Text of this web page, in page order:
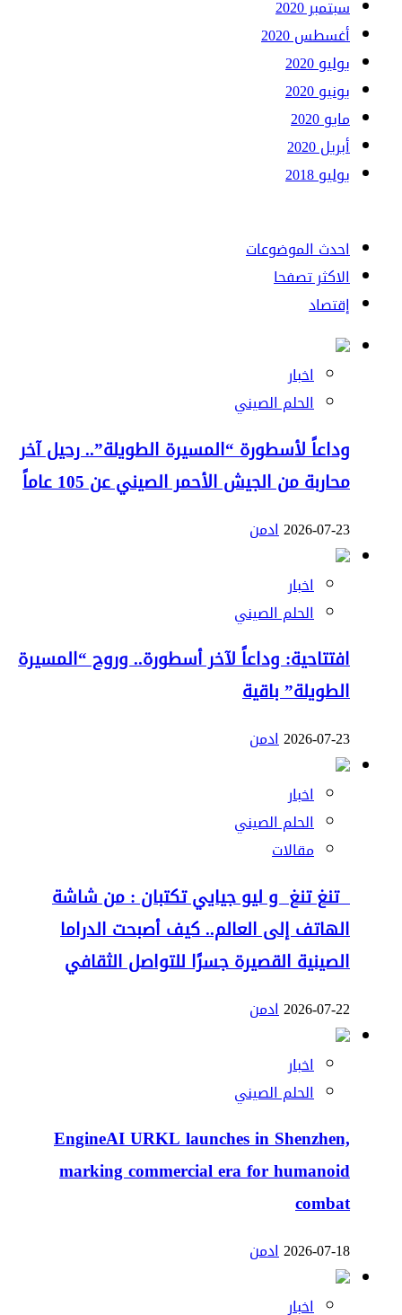
سبتمبر 2020
أغسطس 2020
يوليو 2020
يونيو 2020
مايو 2020
أبريل 2020
يوليو 2018
احدث الموضوعات
الاكثر تصفحا
إقتصاد
اخبار
الحلم الصيني
وداعاً لأسطورة “المسيرة الطويلة”.. رحيل آخر
محاربة من الجيش الأحمر الصيني عن 105 عاماً
2026-07-23ادمن
اخبار
الحلم الصيني
افتتاحية: وداعاً لآخر أسطورة.. وروح “المسيرة
الطويلة” باقية
2026-07-23ادمن
اخبار
الحلم الصيني
مقالات
تنغ تنغ و ليو جيايي تكتبان : من شاشة
الهاتف إلى العالم.. كيف أصبحت الدراما
الصينية القصيرة جسرًا للتواصل الثقافي
2026-07-22ادمن
اخبار
الحلم الصيني
EngineAI URKL launches in Shenzhen,
marking commercial era for humanoid
combat
2026-07-18ادمن
اخبار